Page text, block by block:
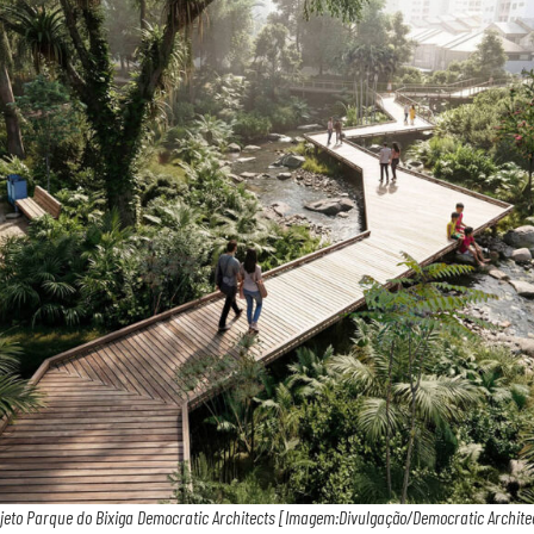
Parque do Bixiga Democratic Architects [Imagem:Divulgação/Democratic